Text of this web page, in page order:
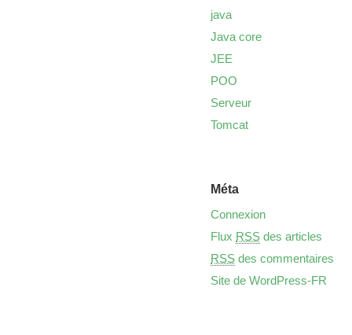
java
Java core
JEE
POO
Serveur
Tomcat
Méta
Connexion
Flux RSS des articles
RSS des commentaires
Site de WordPress-FR